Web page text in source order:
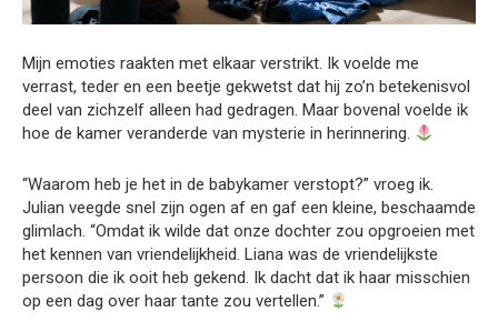
Mijn emoties raakten met elkaar verstrikt. Ik voelde me
verrast, teder en een beetje gekwetst dat hij zo’n betekenisvol
deel van zichzelf alleen had gedragen. Maar bovenal voelde ik
hoe de kamer veranderde van mysterie in herinnering.
“Waarom heb je het in de babykamer verstopt?” vroeg ik.
Julian veegde snel zijn ogen af en gaf een kleine, beschaamde
glimlach. “Omdat ik wilde dat onze dochter zou opgroeien met
het kennen van vriendelijkheid. Liana was de vriendelijkste
persoon die ik ooit heb gekend. Ik dacht dat ik haar misschien
op een dag over haar tante zou vertellen.”